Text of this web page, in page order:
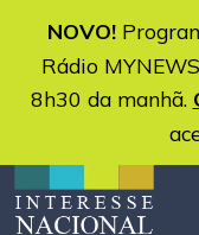
NOVO!
Rádio
8h30 da manhã.